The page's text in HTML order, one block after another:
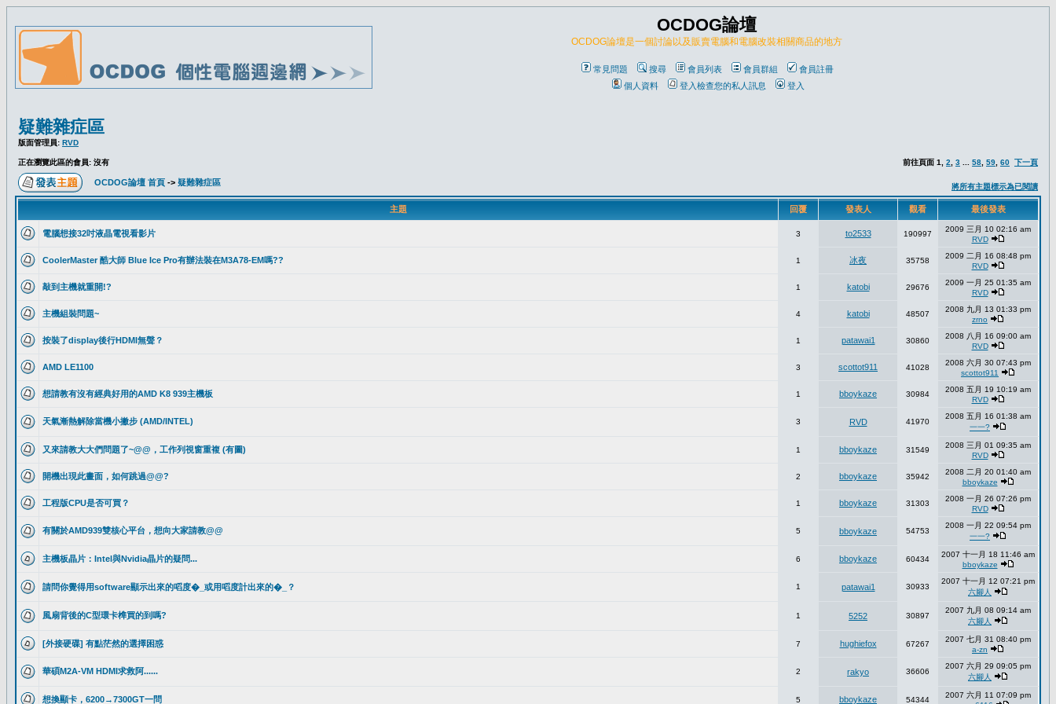
OCDOG論壇
OCDOG論壇是一個討論以及販賣電腦和電腦改裝相關商品的地方
常見問題 搜尋 會員列表 會員群組
會員註冊
個人資料
登入檢查您的私人訊息 登入
疑難雜症區
版面管理員: RVD
正在瀏覽此區的會員: 沒有 前往頁面 1 2 3 58 59 60 下一頁
OCDOG論壇 首頁 -> 疑難雜症區 將所有主題標示為已閱讀
主題 回覆 發表人 觀看 最後發表
電腦想接32吋液晶電視看影片 3 to2533 190997
2009 三月 10 02:16 am
RVD
CoolerMaster 酷大師 Blue Ice Pro有辦法裝在M3A78-EM嗎?? 1 冰夜 35758
2009 二月 16 08:48 pm
RVD
敲到主機就重開!? 1 katobi 29676
2009 一月 25 01:35 am
RVD
主機組裝問題~ 4 katobi 48507
2008 九月 13 01:33 pm
zrno
按裝了display後行HDMI無聲？ 1 patawai1 30860
2008 八月 16 09:00 am
RVD
AMD LE1100 3 scottot911 41028
2008 六月 30 07:43 pm
scottot911
想請教有沒有經典好用的AMD K8 939主機板 1 bboykaze 30984
2008 五月 19 10:19 am
RVD
天氣漸熱解除當機小撇步 (AMD/INTEL) 3 RVD 41970
2008 五月 16 01:38 am
一一?
又來請教大大們問題了~@@，工作列視窗重複 (有圖) 1 bboykaze 31549
2008 三月 01 09:35 am
RVD
開機出現此畫面，如何跳過@@? 2 bboykaze 35942
2008 二月 20 01:40 am
bboykaze
工程版CPU是否可買？ 1 bboykaze 31303
2008 一月 26 07:26 pm
RVD
有關於AMD939雙核心平台，想向大家請教@@ 5 bboykaze 54753
2008 一月 22 09:54 pm
一一?
主機板晶片：Intel與Nvidia晶片的疑問... 6 bboykaze 60434
2007 十一月 18 11:46 am
bboykaze
請問你覺得用software顯示出來的㗖度�_或用㗖度計出來的�_？ 1 patawai1 30933
2007 十一月 12 07:21 pm
六腳人
風扇背後的C型環卡榫買的到嗎? 1 5252 30897
2007 九月 08 09:14 am
六腳人
[外接硬碟] 有點茫然的選擇困惑 7 hughiefox 67267
2007 七月 31 08:40 pm
a-zn
華碩M2A-VM HDMI求救阿...... 2 rakyo 36606
2007 六月 29 09:05 pm
六腳人
想換顯卡，6200→7300GT一問 5 bboykaze 54344
2007 六月 11 07:09 pm